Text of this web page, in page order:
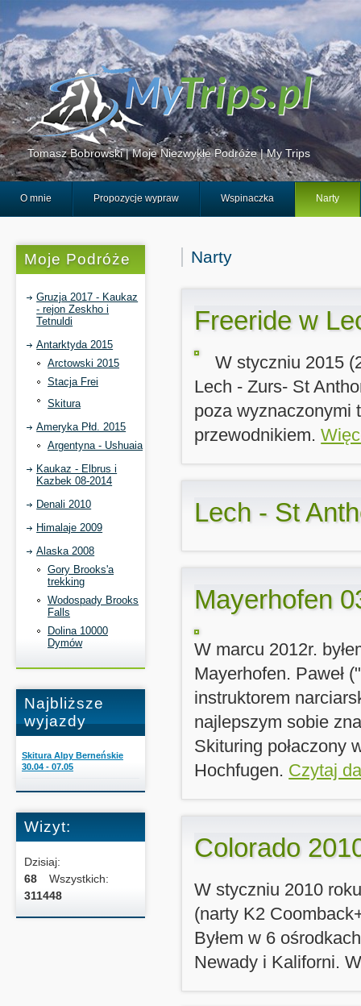
Tomasz Bobrowski | Moje Niezwykłe Podróże | My Trips
O mnie Propozycje wypraw Wspinaczka Narty
Moje Podróże
Gruzja 2017 - Kaukaz
- rejon Zeskho i
Tetnuldi
Antarktyda 2015
Arctowski 2015
Stacja Frei
Skitura
Ameryka Płd. 2015
Argentyna - Ushuaia
Kaukaz - Elbrus i
Kazbek 08-2014
Denali 2010
Himalaje 2009
Alaska 2008
Gory Brooks'a
trekking
Wodospady Brooks
Falls
Dolina 10000
Dymów
Najbliższe
wyjazdy
Skitura Alpy Berneńskie
30.04 - 07.05
Wizyt:
Dzisiaj:
68
Wszystkich:
311448
Narty
Freeride w
W styczniu 2015
Lech - Zurs- St
poza wyznaczonymi
przewodnikiem.
Lech - St
Mayerhofen
W marcu 2012r.
Mayerhofen. Paweł
instruktorem
najlepszym sobie
Skituring połaczony
Hochfugen. Czytaj
Colorado
W styczniu 2010
(narty K2
Byłem w 6
Newady i Kaliforni.